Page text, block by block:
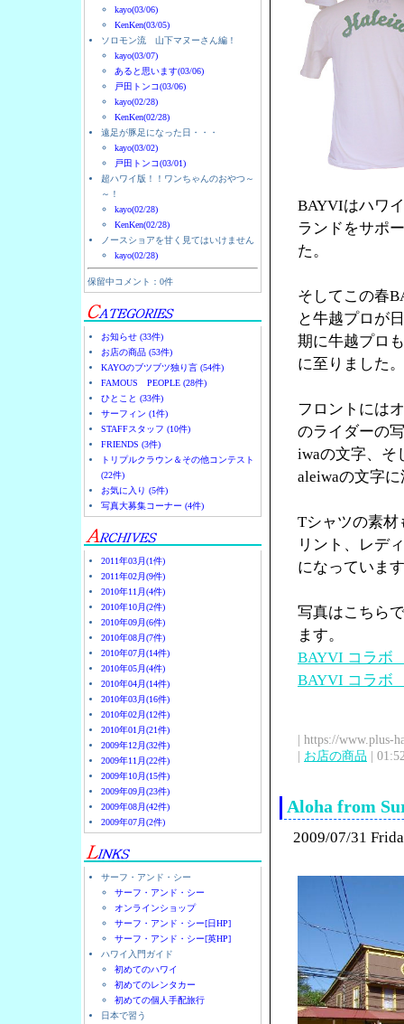
kayo(03/06)
KenKen(03/05)
ソロモン流 山下マヌーさん編！
kayo(03/07)
あると思います(03/06)
戸田トンコ(03/06)
kayo(02/28)
KenKen(02/28)
遠足が豚足になった日・・・
kayo(03/02)
戸田トンコ(03/01)
超ハワイ版！！ワンちゃんのおやつ～
～！
kayo(02/28)
KenKen(02/28)
ノースショアを甘く見てはいけません
kayo(02/28)
保留中コメント：0件
お知らせ (33件)
お店の商品 (53件)
KAYOのブツブツ独り言 (54件)
FAMOUS PEOPLE (28件)
ひとこと (33件)
サーフィン (1件)
STAFFスタッフ (10件)
FRIENDS (3件)
トリプルクラウン＆その他コンテスト
(22件)
お気に入り (5件)
写真大募集コーナー (4件)
2011年03月(1件)
2011年02月(9件)
2010年11月(4件)
2010年10月(2件)
2010年09月(6件)
2010年08月(7件)
2010年07月(14件)
2010年05月(4件)
2010年04月(14件)
2010年03月(16件)
2010年02月(12件)
2010年01月(21件)
2009年12月(32件)
2009年11月(22件)
2009年10月(15件)
2009年09月(23件)
2009年08月(42件)
2009年07月(2件)
サーフ・アンド・シー
サーフ・アンド・シー
オンラインショップ
サーフ・アンド・シー[日HP]
サーフ・アンド・シー[英HP]
ハワイ入門ガイド
初めてのハワイ
初めてのレンタカー
初めての個人手配旅行
日本で習う
BAYVIはハワ
ランドをサポ
た。
そしてこの春
と牛越プロが
期に牛越プロ
に至りました。
フロントには
のライダーの
iwaの文字、
aleiwaの文字
Tシャツの素材
リント、レデ
になっていま
写真はこちら
ます。
BAYVI コラ
BAYVI コラボ
| https://www.plus-
| お店の商品 |
Aloha from
2009/07/31